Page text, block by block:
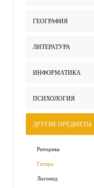
ГЕОГРАФИЯ
ЛИТЕРАТУРА
ИНФОРМАТИКА
ПСИХОЛОГИЯ
ДРУГИЕ ПРЕДМЕТЫ
Риторика
Гитара
Логопед